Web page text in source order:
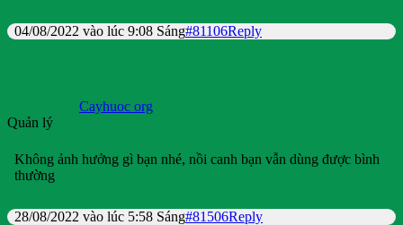
04/08/2022 vào lúc 9:08 Sáng#81106Reply
Cayhuoc org
Quản lý
Không ảnh hưởng gì bạn nhé, nồi canh bạn vẫn dùng được bình
thường
28/08/2022 vào lúc 5:58 Sáng#81506Reply